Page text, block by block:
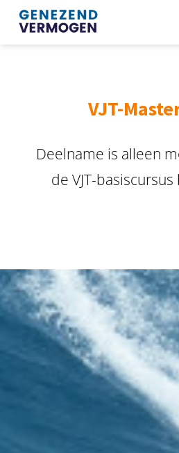
VJT-
Deelname is alleen
de VJT-